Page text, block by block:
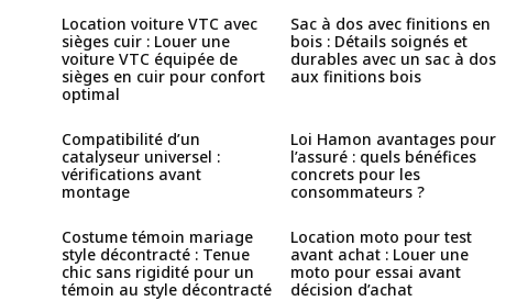
Location voiture VTC avec
sièges cuir : Louer une
voiture VTC équipée de
sièges en cuir pour confort
optimal
Sac à dos avec finitions en
bois : Détails soignés et
durables avec un sac à dos
aux finitions bois
Compatibilité d’un
catalyseur universel :
vérifications avant
montage
Loi Hamon avantages pour
l’assuré : quels bénéfices
concrets pour les
consommateurs ?
Costume témoin mariage
style décontracté : Tenue
chic sans rigidité pour un
témoin au style décontracté
Location moto pour test
avant achat : Louer une
moto pour essai avant
décision d’achat